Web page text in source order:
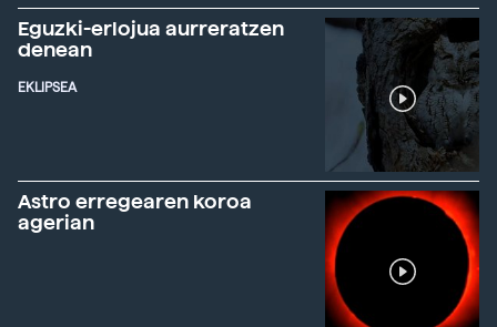
Eguzki-erlojua aurreratzen
denean
EKLIPSEA
Astro erregearen koroa
agerian